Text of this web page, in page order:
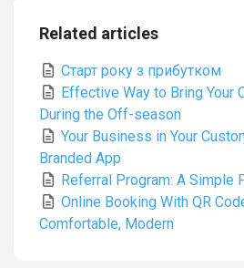
Related articles
Старт року з прибутком
Effective Way to Bring Your
During the Off-season
Your Business in Your
Branded App
Referral Program: A Simple
Online Booking With QR
Comfortable, Modern